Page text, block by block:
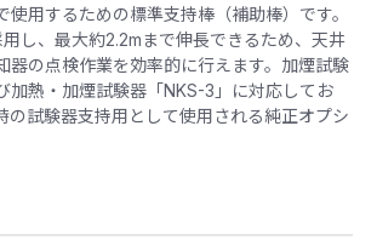
使用するための標準支持棒（補助棒）です。
し、最大約2.2mまで伸長できるため、天井
器の点検作業を効率的に行えます。加煙試験
加熱・加煙試験器「NKS-3」に対応してお
の試験器支持用として使用される純正オプシ